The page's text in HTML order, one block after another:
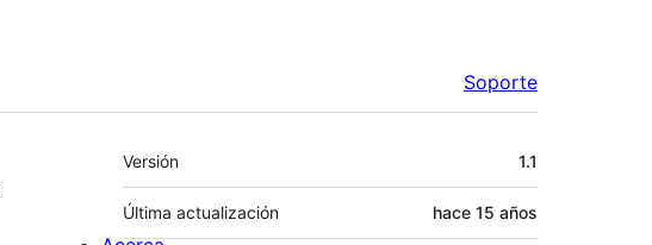
Soporte
Meta
Versión 1.1
Última actualización hace 15 años